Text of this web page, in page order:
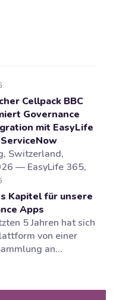
Cellpack BBC
Governance
mit EasyLife
Switzerland,
— EasyLife 365,
Lösungen für
Governance und
365, hat
mit dem Partner
Behr Bircher
Kapitel für unsere
Apps
5 Jahren hat sich
von einer
an
die mehrere